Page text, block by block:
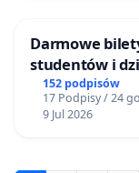
Darmowe
studentów i
152 podpisów
17 Podpisy / 24
9 Jul 2026